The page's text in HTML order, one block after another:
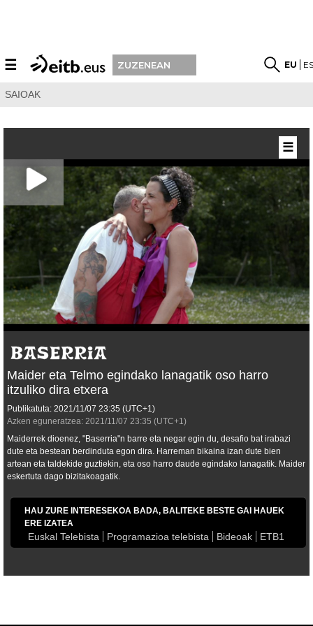
☰ ZUZENEAN EU
SAIOAK
Maider eta Telmo egindako lanagatik oso harro
itzuliko dira etxera
Publikatuta: 2021/11/07 23:35 (UTC+1)
Azken eguneratzea: 2021/11/07 23:35 (UTC+1)
Maiderrek dioenez, "Baserria"n barre eta negar egin du, desafio bat irabazi
dute eta bestean berdinduta egon dira. Harreman bikaina izan dute bien
artean eta taldekide guztiekin, eta oso harro daude egindako lanagatik. Maider
eskertuta dago bizitakoagatik.
HAU ZURE INTERESEKOA BADA, BALITEKE BESTE GAI HAUEK
ERE IZATEA
Euskal Telebista Programazioa telebista Bideoak ETB1
☰